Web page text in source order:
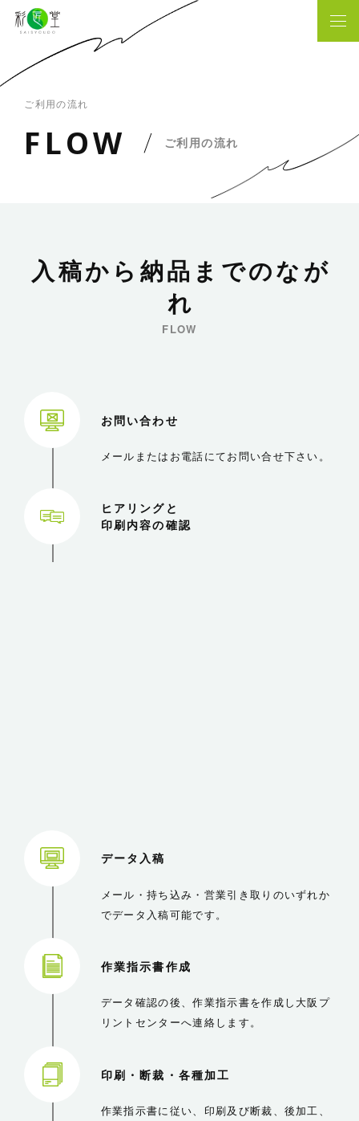
ご利用の流れ
FLOW ご利用の流れ
入 稿か ら 納品 ま でのな が
れ
FLOW
お問い合わせ
メールまたはお電話にてお問い合せ下さい。
ヒアリングと
印刷内容の確認
データ入稿
メール・持ち込み・営業引き取りのいずれか
でデータ入稿可能です。
作業指示書作成
データ確認の後、作業指示書を作成し大阪プ
リントセンターへ連絡します。
印刷・断裁・各種加工
作業指示書に従い、印刷及び断裁、後加工、